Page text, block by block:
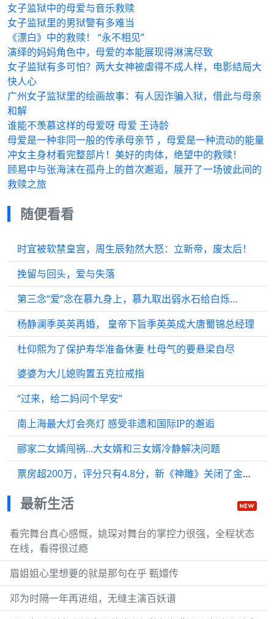
女子监狱中的母爱与音乐救赎
女子监狱里的男狱警有多难当
《漂白》中的救赎！ “永不相见”
演绎的妈妈角色中，母爱的本能展现得淋漓尽致
女子监狱有多可怕？两大女神被虐得不成人样，电影结局大
快人心
广州女子监狱里的绘画故事：有人因诈骗入狱，借此与母亲
和解
谁能不羡慕这样的母爱呀 母爱 王诗龄
母爱是一种非同一般的传承母亲节 ，母爱是一种流动的能量
冲女主身材看完整部片！美好的肉体，绝望中的救赎！
顾易中与张海沫在孤舟上的首次邂逅，展开了一场彼此间的
救赎之旅
随便看看
时宜被软禁皇宫，周生辰勃然大怒：立新帝，废太后！
挽留与回头，爱与失落
第三念“爱”念在慕九身上，慕九取出弱水石给白烁…
杨静澜季英英再婚， 皇帝下旨季英英成大唐蜀锦总经理
杜仰熙为了保护寿华准备休妻 杜母气的要悬梁自尽
婆婆为大儿媳购置五克拉戒指
“过来，给二妈问个早安”
南上海最大灯会亮灯 感受非遗和国际IP的邂逅
郦家二女婿闯祸...大女婿和三女婿冷静解决问题
票房超200万，评分只有4.8分，新《神雕》关闭了金庸武侠片之窗
最新生活
看完舞台真心感慨，姚琛对舞台的掌控力很强，全程状态
在线，看得很过瘾
眉姐姐心里想要的就是那句在乎 甄嬛传
邓为时隔一年再进组，无缝主演百妖谱